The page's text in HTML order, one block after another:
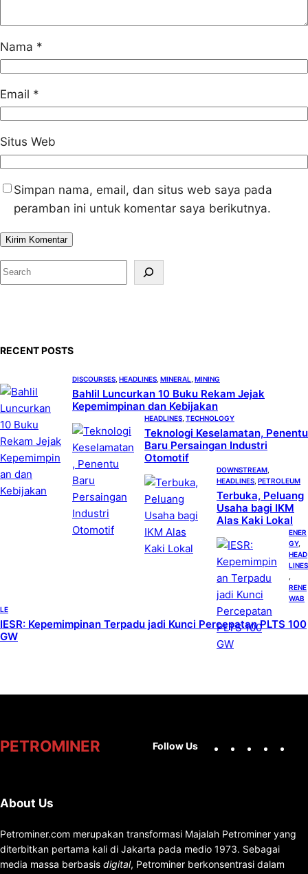
Nama *
Email *
Situs Web
Simpan nama, email, dan situs web saya pada
peramban ini untuk komentar saya berikutnya.
S
e
RECENT POSTS
DISCOURSES HEADLINES MINERAL MINING
Bahlil Luncurkan 10 Buku Rekam Jejak
Kepemimpinan dan Kebijakan
HEADLINES TECHNOLOGY
Teknologi Keselamatan, Penentu
Baru Persaingan Industri
Otomotif
DOWNSTREAM
HEADLINES PETROLEUM
Terbuka, Peluang
Usaha bagi IKM
Alas Kaki Lokal
ENER
GY
HEAD
LINES
RENE
WAB
LE
IESR: Kepemimpinan Terpadu jadi Kunci Percepatan PLTS 100
GW
PETROMINER Follow Us
About Us
Petrominer.com merupakan transformasi Majalah Petrominer yang
diterbitkan pertama kali di Jakarta pada medio 1973. Sebagai
media massa berbasis digital, Petrominer berkonsentrasi dalam